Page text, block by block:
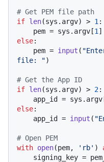
# Get PEM file path
if len(sys.argv) > 1:
    pem = sys.argv[
1
else:
    pem =
input (
file: ")
# Get the App ID
if len(sys.argv) > 2:
app_id =
else:
    app_id =
input (
# Open PEM
with open(pem, 'rb' )